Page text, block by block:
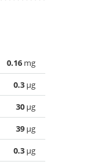
0.16 mg
0.3 µg
30 µg
39 µg
0.3 µg